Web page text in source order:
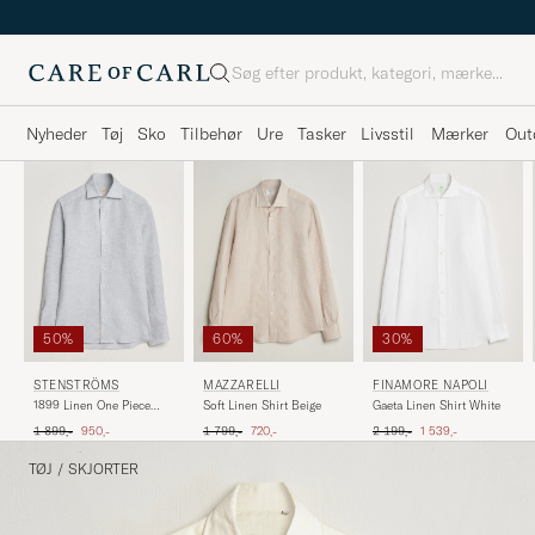
Søg
Nyheder Tøj Sko Tilbehør Ure Tasker Livsstil Mærker
50%
STENSTRÖMS
1899 Linen One Piece
Ordinary pris
1 899,- Nedsat pris
950,-
60%
MAZZARELLI
Soft Linen Shirt Beige
Ordinary pris
1 799,- Nedsat pris
720,-
30%
FINAMORE NAPOLI
Gaeta Linen Shirt White
Ordinary pris
2 199,- Nedsat pris
1 539,-
TØJ / SKJORTER